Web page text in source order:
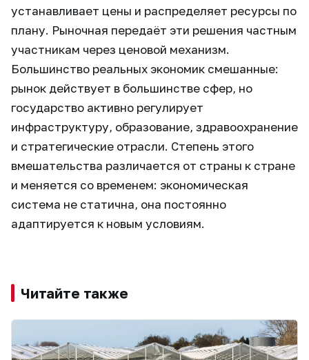
устанавливает цены и распределяет ресурсы по
плану. Рыночная передаёт эти решения частным
участникам через ценовой механизм.
Большинство реальных экономик смешанные:
рынок действует в большинстве сфер, но
государство активно регулирует
инфраструктуру, образование, здравоохранение
и стратегические отрасли. Степень этого
вмешательства различается от страны к стране
и меняется со временем: экономическая
система не статична, она постоянно
адаптируется к новым условиям.
Читайте также